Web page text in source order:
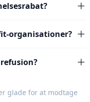
organisationer?
glade for at modtage